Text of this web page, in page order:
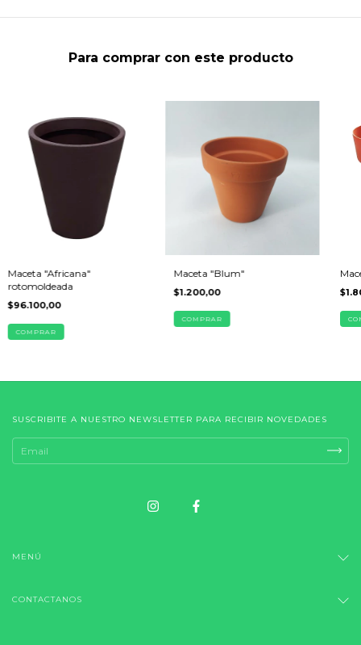
Para comprar con este producto
Maceta "Africana"
rotomoldeada
$96.100,00
COMPRAR
Maceta "Blum"
$1.200,00
COMPRAR
SUSCRIBITE A NUESTRO NEWSLETTER PARA RECIBIR NOVEDADES
MENÚ
CONTACTANOS